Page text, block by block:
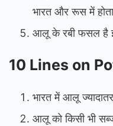
भारत और रूस में
आलू के रबी फसल है
10 Lines on
भारत में आलू
आलू को किसी भी